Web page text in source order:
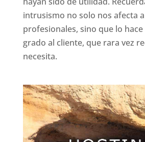
intrusismo no solo nos afecta
profesionales, sino que lo
grado al cliente, que rara vez
necesita.